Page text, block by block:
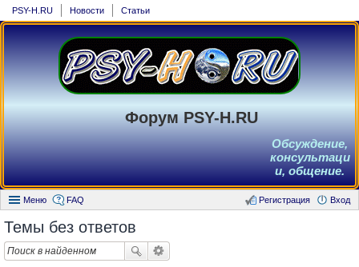
PSY-H.RU Новости Статьи
Форум PSY-H.RU
Обсуждение,
консультаци
и, общение.
Меню FAQ Вход
Регистрация
Темы без ответов